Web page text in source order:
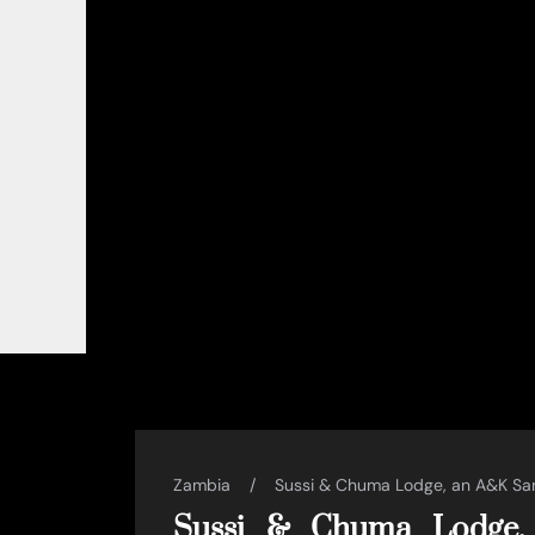
Zambia Sussi & Chuma Lodge, an A&K